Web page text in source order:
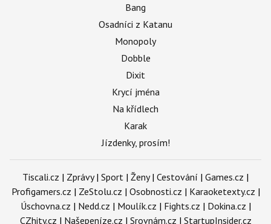
Bang
Osadníci z Katanu
Monopoly
Dobble
Dixit
Krycí jména
Na křídlech
Karak
Jízdenky, prosím!
Tiscali.cz | Zprávy| Sport | Ženy| Cestování | Games.cz |
Profigamers.cz | ZeStolu.cz | Osobnosti.cz | Karaoketexty.cz |
Úschovna.cz | Nedd.cz | Moulík.cz | Fights.cz | Dokina.cz |
CZhity.cz | Našepeníze.cz | Srovnám.cz | StartupInsider.cz